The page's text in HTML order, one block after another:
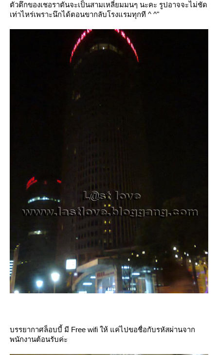
ตัวตึกของเชอราตันจะเป็นสามเหลี่ยมมนๆ นะคะ รูปอาจจะไม่ชัด
เท่าไหร่เพราะนึกได้ตอนขากลับโรงแรมทุกที ^ ^"
บรรยากาศล็อบบี้ มี Free wifi ให้ แค่ไปขอชื่อกับรหัสผ่านจาก
พนักงานต้อนรับค่ะ